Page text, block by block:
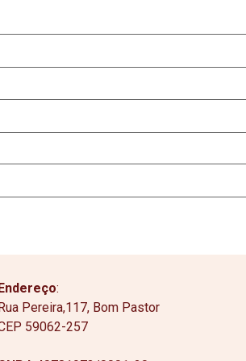
:
Pereira,117, Bom Pastor
59062-257